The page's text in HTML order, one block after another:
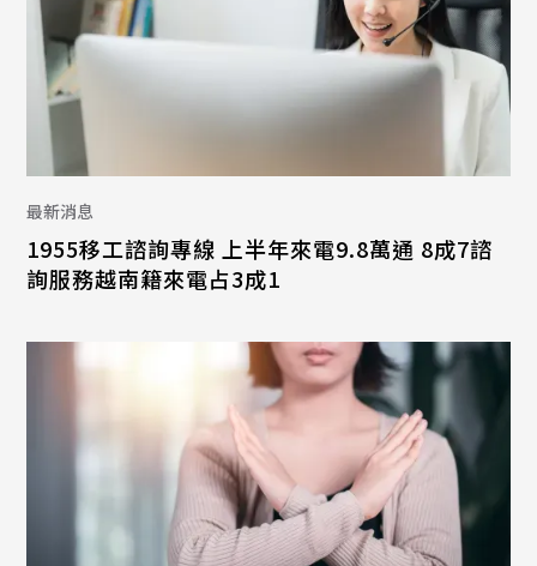
最新消息
1955移工諮詢專線 上半年來電9.8萬通 8成7諮
詢服務越南籍來電占3成1